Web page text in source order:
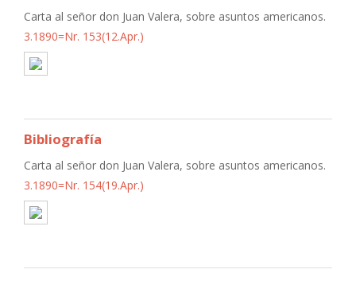
Carta al señor don Juan Valera, sobre asuntos americanos.
3.1890=Nr. 153(12.Apr.)
Bibliografía
Carta al señor don Juan Valera, sobre asuntos americanos.
3.1890=Nr. 154(19.Apr.)